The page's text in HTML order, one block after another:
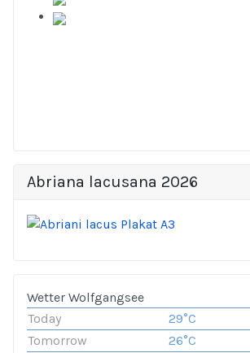
Abriana lacusana 2026
Wetter Wolfgangsee
Today
29°C
Tomorrow
26°C